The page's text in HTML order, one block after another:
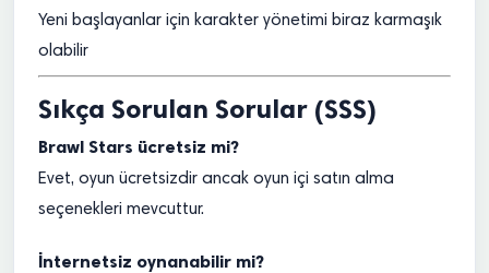
Yeni başlayanlar için karakter yönetimi biraz karmaşık
olabilir
Sıkça Sorulan Sorular (SSS)
Brawl Stars ücretsiz mi?
Evet, oyun ücretsizdir ancak oyun içi satın alma
seçenekleri mevcuttur.
İnternetsiz oynanabilir mi?